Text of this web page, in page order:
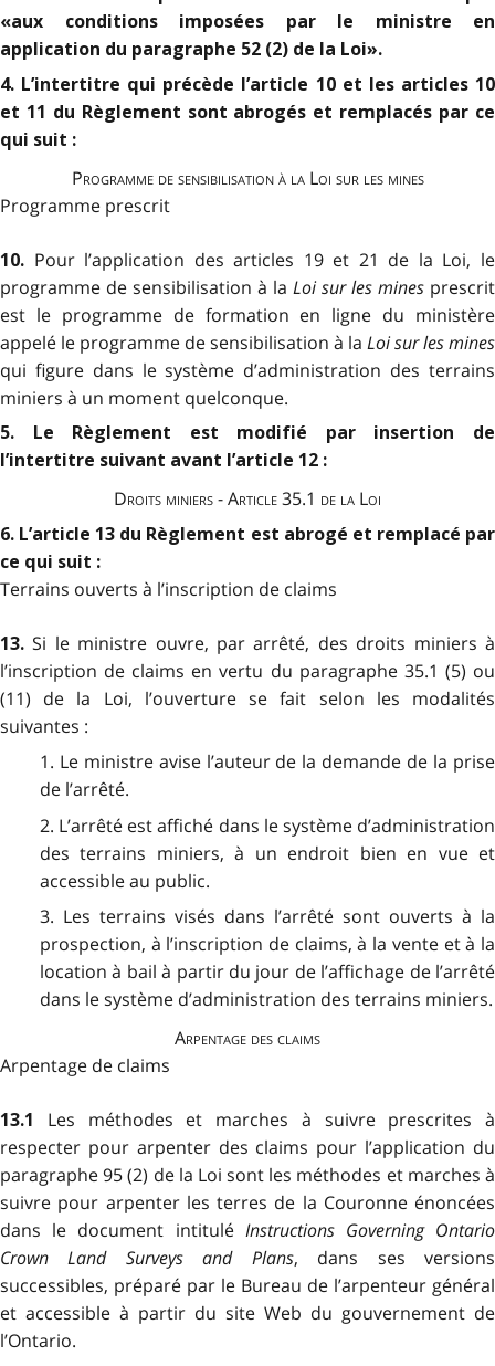
«aux conditions imposées par le ministre en
application du paragraphe 52 (2) de la Loi».
4. L’intertitre qui précède l’article 10 et les articles 10
et 11 du Règlement sont abrogés et remplacés par ce
qui suit :
Programme de sensibilisation à la Loi sur les mines
Programme prescrit
10. Pour l’application des articles 19 et 21 de la Loi, le
programme de sensibilisation à la Loi sur les mines prescrit
est le programme de formation en ligne du ministère
appelé le programme de sensibilisation à la Loi sur les mines
qui figure dans le système d’administration des terrains
miniers à un moment quelconque.
5. Le Règlement est modifié par insertion de
l’intertitre suivant avant l’article 12 :
Droits miniers - Article 35.1 de la Loi
6. L’article 13 du Règlement est abrogé et remplacé par
ce qui suit :
Terrains ouverts à l’inscription de claims
13.Si le ministre ouvre, par arrêté, des droits miniers à
l’inscription de claims en vertu du paragraphe 35.1 (5) ou
(11) de la Loi, l’ouverture se fait selon les modalités
suivantes :
1. Le ministre avise l’auteur de la demande de la prise
de l’arrêté.
2. L’arrêté est affiché dans le système d’administration
des terrains miniers, à un endroit bien en vue et
accessible au public.
3. Les terrains visés dans l’arrêté sont ouverts à la
prospection, à l’inscription de claims, à la vente et à la
location à bail à partir du jour de l’affichage de l’arrêté
dans le système d’administration des terrains miniers.
Arpentage des claims
Arpentage de claims
13.1 Les méthodes et marches à suivre prescrites à
respecter pour arpenter des claims pour l’application du
paragraphe 95 (2) de la Loi sont les méthodes et marches à
suivre pour arpenter les terres de la Couronne énoncées
dans le document intitulé Instructions Governing Ontario
Crown Land Surveys and Plans, dans ses versions
successibles, préparé par le Bureau de l’arpenteur général
et accessible à partir du site Web du gouvernement de
l’Ontario.